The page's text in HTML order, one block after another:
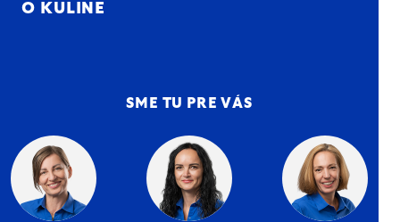
O KULINE
SME TU PRE VÁS